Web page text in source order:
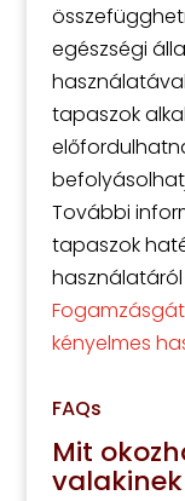
egészségi
tapaszok
További
tapaszok
kényelmes
FAQs
Mit